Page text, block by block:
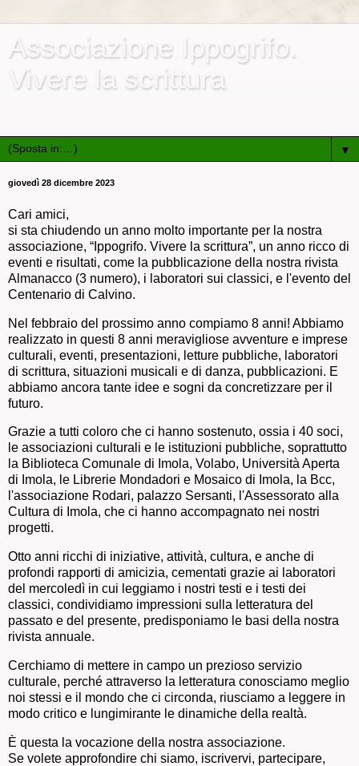
Associazione Ippogrifo.
Vivere la scrittura
▼
giovedì 28 dicembre 2023
Cari amici,
si sta chiudendo un anno molto importante per la nostra
associazione, “Ippogrifo. Vivere la scrittura”, un anno ricco di
eventi e risultati, come la pubblicazione della nostra rivista
Almanacco (3 numero), i laboratori sui classici, e l'evento del
Centenario di Calvino.
Nel febbraio del prossimo anno compiamo 8 anni! Abbiamo
realizzato in questi 8 anni meravigliose avventure e imprese
culturali, eventi, presentazioni, letture pubbliche, laboratori
di scrittura, situazioni musicali e di danza, pubblicazioni. E
abbiamo ancora tante idee e sogni da concretizzare per il
futuro.
Grazie a tutti coloro che ci hanno sostenuto, ossia i 40 soci,
le associazioni culturali e le istituzioni pubbliche, soprattutto
la Biblioteca Comunale di Imola, Volabo, Università Aperta
di Imola, le Librerie Mondadori e Mosaico di Imola, la Bcc,
l'associazione Rodari, palazzo Sersanti, l'Assessorato alla
Cultura di Imola, che ci hanno accompagnato nei nostri
progetti.
Otto anni ricchi di iniziative, attività, cultura, e anche di
profondi rapporti di amicizia, cementati grazie ai laboratori
del mercoledì in cui leggiamo i nostri testi e i testi dei
classici, condividiamo impressioni sulla letteratura del
passato e del presente, predisponiamo le basi della nostra
rivista annuale.
Cerchiamo di mettere in campo un prezioso servizio
culturale, perché attraverso la letteratura conosciamo meglio
noi stessi e il mondo che ci circonda, riusciamo a leggere in
modo critico e lungimirante le dinamiche della realtà.
È questa la vocazione della nostra associazione.
Se volete approfondire chi siamo, iscrivervi, partecipare,